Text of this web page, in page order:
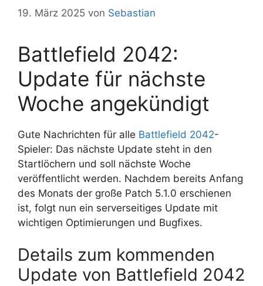
19. März 2025 von Sebastian
Battlefield 2042:
Update für nächste
Woche angekündigt
Gute Nachrichten für alle Battlefield 2042-
Spieler: Das nächste Update steht in den
Startlöchern und soll nächste Woche
veröffentlicht werden. Nachdem bereits Anfang
des Monats der große Patch 5.1.0 erschienen
ist, folgt nun ein serverseitiges Update mit
wichtigen Optimierungen und Bugfixes.
Details zum kommenden
Update von Battlefield 2042